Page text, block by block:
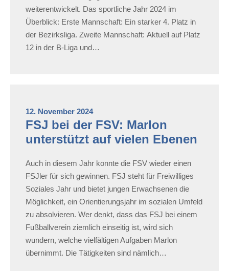
weiterentwickelt. Das sportliche Jahr 2024 im
Überblick: Erste Mannschaft: Ein starker 4. Platz in
der Bezirksliga. Zweite Mannschaft: Aktuell auf Platz
12 in der B-Liga und…
12. November 2024
FSJ bei der FSV: Marlon
unterstützt auf vielen Ebenen
Auch in diesem Jahr konnte die FSV wieder einen
FSJler für sich gewinnen. FSJ steht für Freiwilliges
Soziales Jahr und bietet jungen Erwachsenen die
Möglichkeit, ein Orientierungsjahr im sozialen Umfeld
zu absolvieren. Wer denkt, dass das FSJ bei einem
Fußballverein ziemlich einseitig ist, wird sich
wundern, welche vielfältigen Aufgaben Marlon
übernimmt. Die Tätigkeiten sind nämlich…